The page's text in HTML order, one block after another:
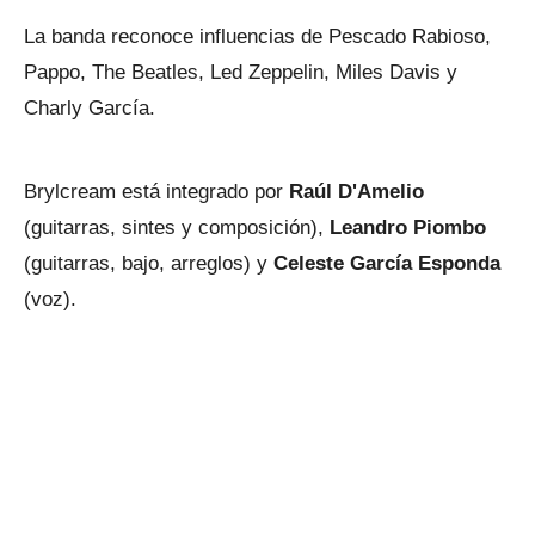
La banda reconoce influencias de Pescado Rabioso,
Pappo, The Beatles, Led Zeppelin, Miles Davis y
Charly García.
Brylcream está integrado por Raúl D'Amelio
(guitarras, sintes y composición), Leandro Piombo
(guitarras, bajo, arreglos) y Celeste García Esponda
(voz).